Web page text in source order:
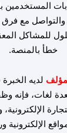
المستخدمين
والتواصل مع
للمشاكل
خطأ بالمنصة.
لديه
لغات، فإنه